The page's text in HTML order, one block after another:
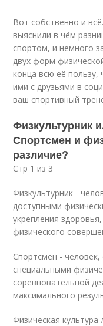
Вот собственно и
выяснили в чём
спортом, и немного
двух форм
конца всю её пользу,
ими с друзьями в
ваш спортивный
Физкультурник
Спортсмен и
различие?
Стр 1 из 3
Физкультурник -
доступными
укрепления
физического
Спортсмен -
специальными
соревновательной
максимального
Физическая культура